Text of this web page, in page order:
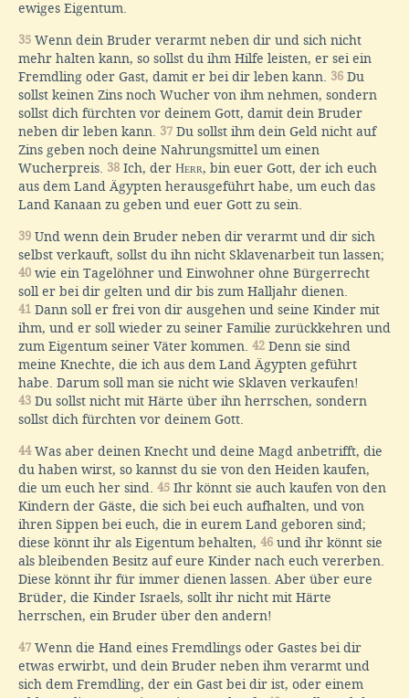
ewiges Eigentum.
35 Wenn dein Bruder verarmt neben dir und sich nicht
mehr halten kann, so sollst du ihm Hilfe leisten, er sei ein
Fremdling oder Gast, damit er bei dir leben kann. 36 Du
sollst keinen Zins noch Wucher von ihm nehmen, sondern
sollst dich fürchten vor deinem Gott, damit dein Bruder
neben dir leben kann. 37 Du sollst ihm dein Geld nicht auf
Zins geben noch deine Nahrungsmittel um einen
Wucherpreis. 38 Ich, der Herr, bin euer Gott, der ich euch
aus dem Land Ägypten herausgeführt habe, um euch das
Land Kanaan zu geben und euer Gott zu sein.
39 Und wenn dein Bruder neben dir verarmt und dir sich
selbst verkauft, sollst du ihn nicht Sklavenarbeit tun lassen;
40 wie ein Tagelöhner und Einwohner ohne Bürgerrecht
soll er bei dir gelten und dir bis zum Halljahr dienen.
41 Dann soll er frei von dir ausgehen und seine Kinder mit
ihm, und er soll wieder zu seiner Familie zurückkehren und
zum Eigentum seiner Väter kommen. 42 Denn sie sind
meine Knechte, die ich aus dem Land Ägypten geführt
habe. Darum soll man sie nicht wie Sklaven verkaufen!
43 Du sollst nicht mit Härte über ihn herrschen, sondern
sollst dich fürchten vor deinem Gott.
44Was aber deinen Knecht und deine Magd anbetrifft, die
du haben wirst, so kannst du sie von den Heiden kaufen,
die um euch her sind. 45 Ihr könnt sie auch kaufen von den
Kindern der Gäste, die sich bei euch aufhalten, und von
ihren Sippen bei euch, die in eurem Land geboren sind;
diese könnt ihr als Eigentum behalten, 46 und ihr könnt sie
als bleibenden Besitz auf eure Kinder nach euch vererben.
Diese könnt ihr für immer dienen lassen. Aber über eure
Brüder, die Kinder Israels, sollt ihr nicht mit Härte
herrschen, ein Bruder über den andern!
47 Wenn die Hand eines Fremdlings oder Gastes bei dir
etwas erwirbt, und dein Bruder neben ihm verarmt und
sich dem Fremdling, der ein Gast bei dir ist, oder einem